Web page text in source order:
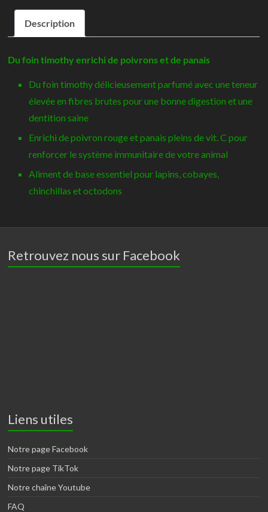
Foin
Poivrons
&
Versele-
Description
Du foin timothy enrichi de poivrons et de panais
Du foin timothy délicieusement parfumé avec une teneur
élevée en fibres brutes pour une bonne digestion et une
dentition saine
Enrichi de poivron rouge et panais pleins de vit. C pour
renforcer le système immunitaire de votre animal
Aliment de base essentiel pour lapins, cobayes,
chinchillas et octodons
Retrouvez nous sur Facebook
Liens utiles
Notre page Facebook
Notre page TikTok
Notre chaîne Youtube
FAQ